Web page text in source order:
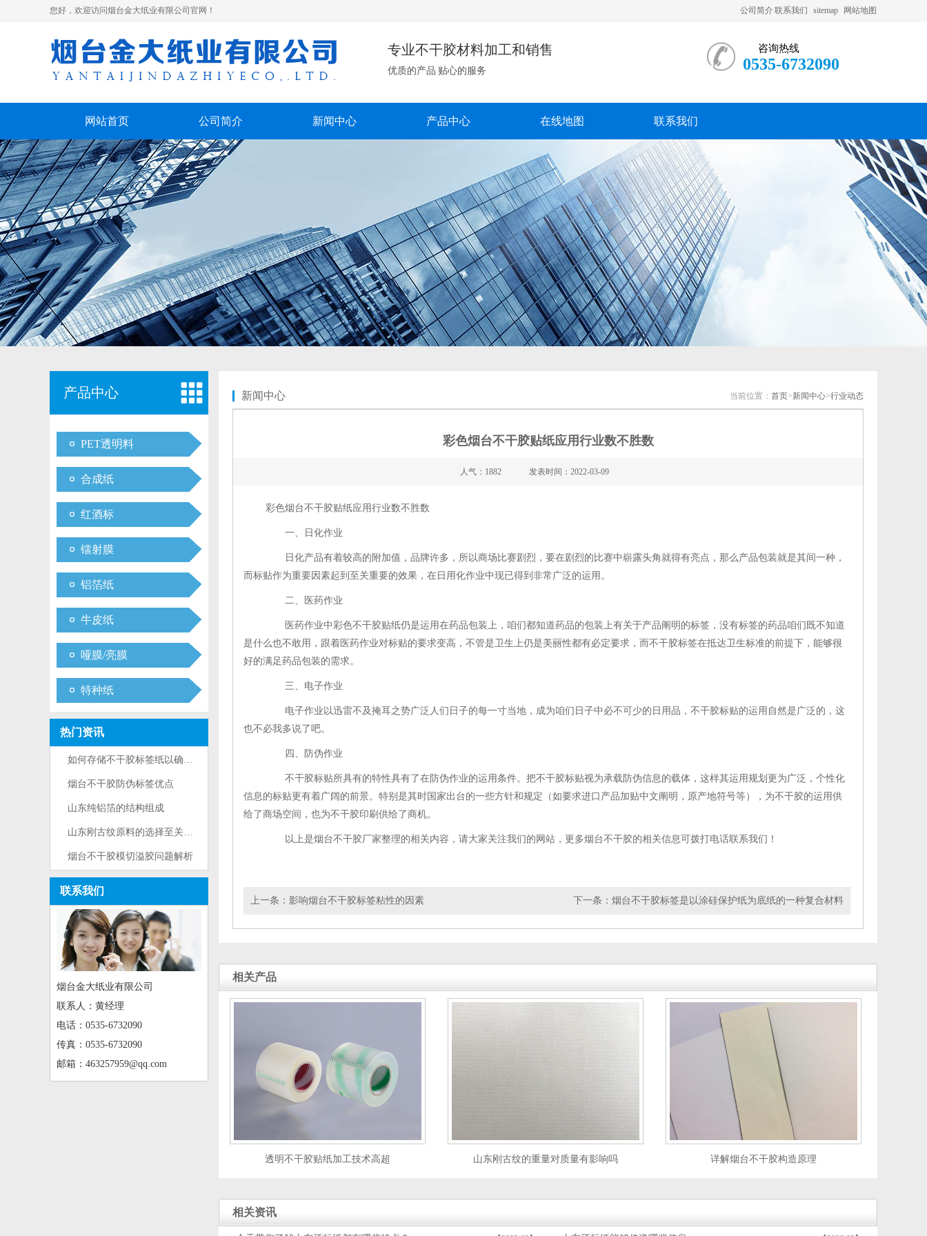
您好，欢迎访问烟台金大纸业有限公司官网！ 网站地图
sitemap
联系我们
公司简介
专业不干胶材料加工和销售
优质的产品 贴心的服务
咨询热线
0535-6732090
网站首页 公司简介 新闻中心 产品中心 在线地图 联系我们
产品中心
PET透明料
合成纸
红酒标
镭射膜
铝箔纸
牛皮纸
哑膜/亮膜
特种纸
热门资讯
如何存储不干胶标签纸以确保长时···
烟台不干胶防伪标签优点
山东纯铝箔的结构组成
山东刚古纹原料的选择至关重要
烟台不干胶模切溢胶问题解析
联系我们
烟台金大纸业有限公司
联系人：黄经理
电话：0535-6732090
传真：0535-6732090
邮箱：463257959@qq.com
新闻中心 当前位置： 首页>新闻中心>行业动态
彩色烟台不干胶贴纸应用行业数不胜数
人气：1882 发表时间：2022-03-09
彩色烟台不干胶贴纸应用行业数不胜数
一、日化作业
日化产品有着较高的附加值，品牌许多，所以商场比赛剧烈，要在剧烈的比赛中崭露头角就得有亮点，那么产品包装就是其间一种，
而标贴作为重要因素起到至关重要的效果，在日用化作业中现已得到非常广泛的运用。
二、医药作业
医药作业中彩色不干胶贴纸仍是运用在药品包装上，咱们都知道药品的包装上有关于产品阐明的标签，没有标签的药品咱们既不知道
是什么也不敢用，跟着医药作业对标贴的要求变高，不管是卫生上仍是美丽性都有必定要求，而不干胶标签在抵达卫生标准的前提下，能够很
好的满足药品包装的需求。
三、电子作业
电子作业以迅雷不及掩耳之势广泛人们日子的每一寸当地，成为咱们日子中必不可少的日用品，不干胶标贴的运用自然是广泛的，这
也不必我多说了吧。
四、防伪作业
不干胶标贴所具有的特性具有了在防伪作业的运用条件。把不干胶标贴视为承载防伪信息的载体，这样其运用规划更为广泛，个性化
信息的标贴更有着广阔的前景。特别是其时国家出台的一些方针和规定（如要求进口产品加贴中文阐明，原产地符号等），为不干胶的运用供
给了商场空间，也为不干胶印刷供给了商机。
以上是烟台不干胶厂家整理的相关内容，请大家关注我们的网站，更多烟台不干胶的相关信息可拨打电话联系我们！
上一条： 影响烟台不干胶标签粘性的因素 下一条： 烟台不干胶标签是以涂硅保护纸为底纸的一种复合材料
相关产品
透明不干胶贴纸加工技术高超 山东刚古纹的重量对质量有影响吗 详解烟台不干胶构造原理
相关资讯